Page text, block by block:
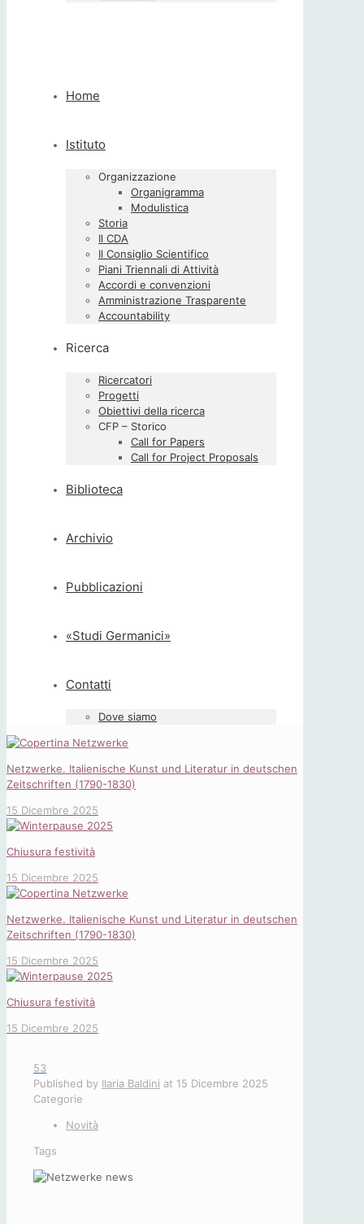
Home
Istituto
Organizzazione
Organigramma
Modulistica
Storia
Il CDA
Il Consiglio Scientifico
Piani Triennali di Attività
Accordi e convenzioni
Amministrazione Trasparente
Accountability
Ricerca
Ricercatori
Progetti
Obiettivi della ricerca
CFP – Storico
Call for Papers
Call for Project Proposals
Biblioteca
Archivio
Pubblicazioni
«Studi Germanici»
Contatti
Dove siamo
Netzwerke. Italienische Kunst und Literatur in deutschen
Zeitschriften (1790-1830)
15 Dicembre 2025
Chiusura festività
15 Dicembre 2025
Netzwerke. Italienische Kunst und Literatur in deutschen
Zeitschriften (1790-1830)
15 Dicembre 2025
Chiusura festività
15 Dicembre 2025
53
Published by Ilaria Baldini at 15 Dicembre 2025
Categorie
Novità
Tags